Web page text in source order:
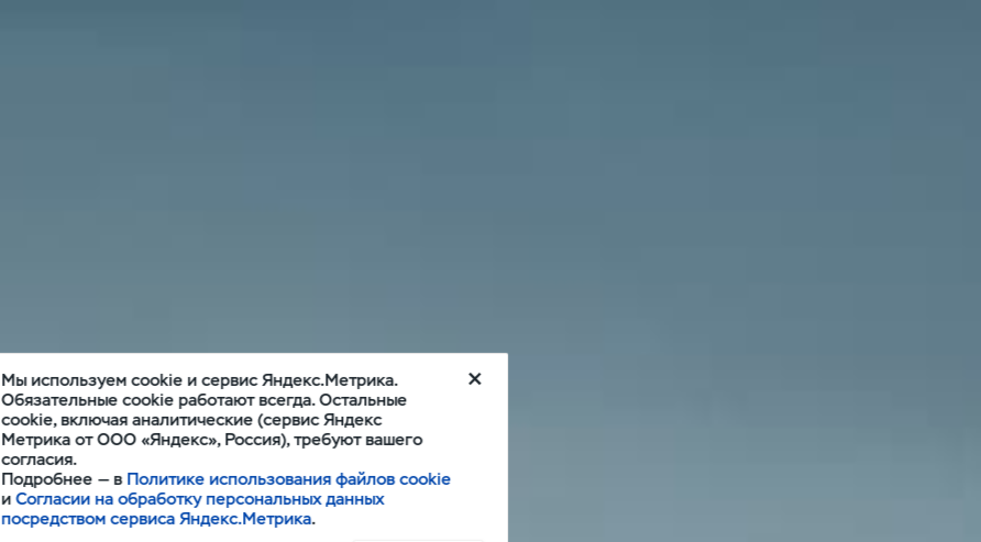
Мы используем cookie и сервис Яндекс.Метрика.
Обязательные cookie работают всегда. Остальные
cookie, включая аналитические (сервис Яндекс
Метрика от ООО «Яндекс», Россия), требуют вашего
согласия.
Подробнее — в Политике использования файлов cookie
иСогласии на обработку персональных данных
посредством сервиса Яндекс.Метрика.